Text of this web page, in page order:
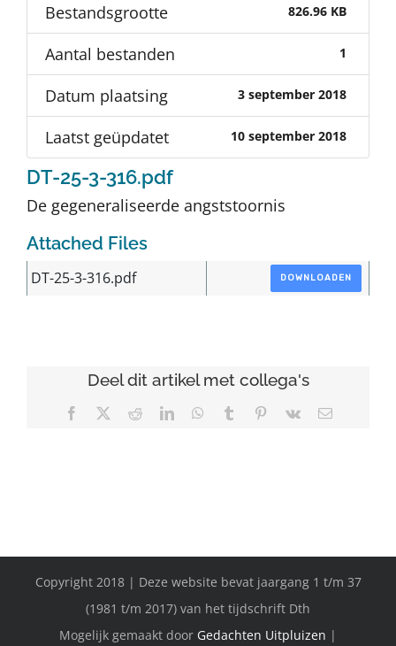
Contact
Bestandsgrootte 826.96 KB
Aantal bestanden 1
Datum plaatsing 3 september 2018
Laatst geüpdatet 10 september 2018
DT-25-3-316.pdf
De gegeneraliseerde angststoornis
Attached Files
DT-25-3-316.pdf DOWNLOADEN
Deel dit artikel met collega's
Facebook RedditLinkedInWhatsApp
Tumblr Pinterest
Vk
E-
Copyright 2018 | Deze website bevat jaargang 1 t/m 37
(1981 t/m 2017) van het tijdschrift Dth
Mogelijk gemaakt door Gedachten Uitpluizen |